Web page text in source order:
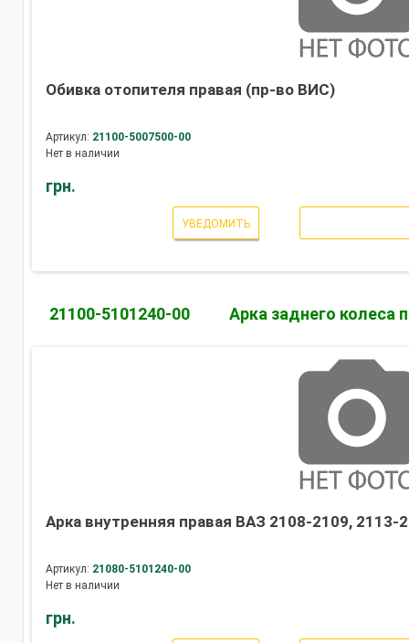
Обивка отопителя правая (пр-во ВИС)
Артикул: 21100-5007500-00
Нет в наличии
грн.
УВЕДОМИТЬ
21100-5101240-00 Арка заднего колеса
Арка внутренняя правая ВАЗ 2108-2109, 2113-
Артикул: 21080-5101240-00
Нет в наличии
грн.